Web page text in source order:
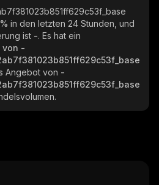
in den letzten 24 Stunden, und
ist -. Es hat ein
von -
Angebot von -